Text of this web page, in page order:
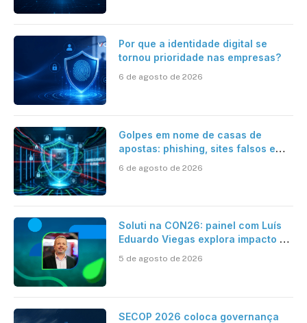
Por que a identidade digital se
tornou prioridade nas empresas?
6 de agosto de 2026
Golpes em nome de casas de
apostas: phishing, sites falsos e
6 de agosto de 2026
Soluti na CON26: painel com Luís
Eduardo Viegas explora impacto de
dados e IA na eficiência da
5 de agosto de 2026
SECOP 2026 coloca governança